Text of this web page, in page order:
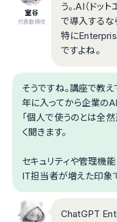
室谷
代表取締役
う。.AI（ドッ
で導入するな
特に
ですよね。
そうですね。講座で教
年に入ってから企業の
「個人で使うのとは全
く聞きます。
セキュリティや管理機
IT担当者が増えた印象
ChatGPT